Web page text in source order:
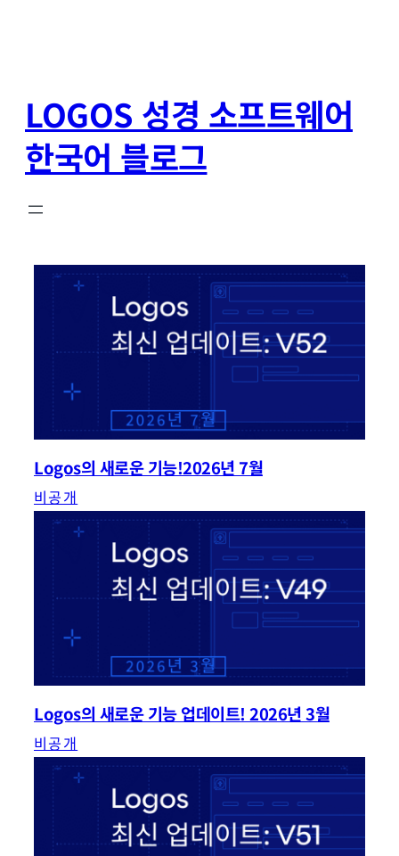
LOGOS 성경 소프트웨어
한국어 블로그
Logos의 새로운 기능!2026년 7월
비공개
Logos의 새로운 기능 업데이트! 2026년 3월
비공개